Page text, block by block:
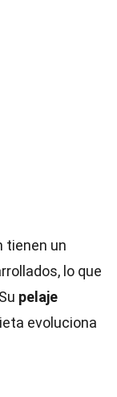
tienen un
lo que
pelaje
evoluciona